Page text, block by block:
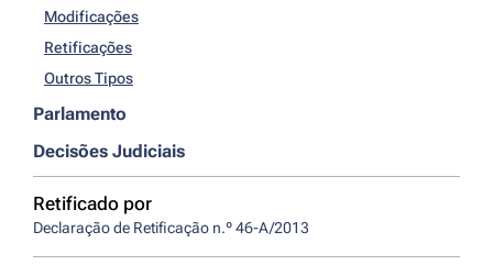
Modificações
Retificações
Outros Tipos
Parlamento
Decisões Judiciais
Retificado por
Declaração de Retificação n.º 46-A/2013